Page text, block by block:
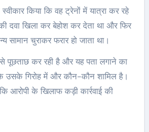
किया कि वह ट्रेनों में यात्रा कर रहे
दवा खिला कर बेहोश कर देता था और फिर
सामान चुराकर फरार हो जाता था।
पूछताछ कर रही है और यह पता लगाने का
उसके गिरोह में और कौन-कौन शामिल है।
आरोपी के खिलाफ कड़ी कार्रवाई की